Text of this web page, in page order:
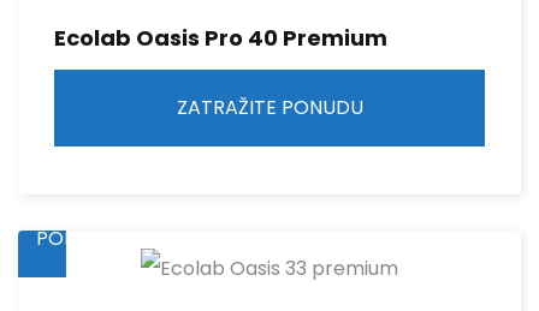
Ecolab Oasis Pro 40 Premium
ZATRAŽITE PONUDU
PONUDU